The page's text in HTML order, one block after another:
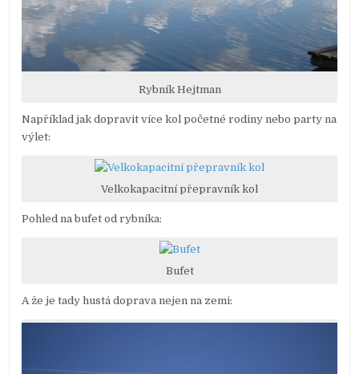
Rybník Hejtman
Například jak dopravit více kol početné rodiny nebo party na
výlet:
Velkokapacitní přepravník kol
Pohled na bufet od rybníka:
Bufet
A že je tady hustá doprava nejen na zemi: